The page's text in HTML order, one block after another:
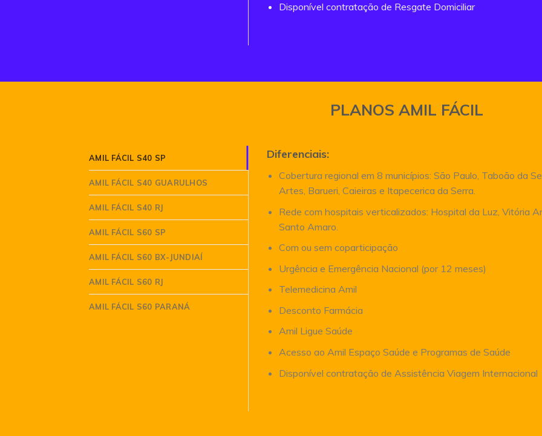
Disponível contratação de Resgate Domiciliar
PLANOS AMIL FÁCIL
AMIL FÁCIL S40 SP
AMIL FÁCIL S40 GUARULHOS
AMIL FÁCIL S40 RJ
AMIL FÁCIL S60 SP
AMIL FÁCIL S60 BX-JUNDIAÍ
AMIL FÁCIL S60 RJ
AMIL FÁCIL S60 PARANÁ
Diferenciais:
Cobertura regional em 8 municípios: São Paulo, Taboão da
Artes, Barueri, Caieiras e Itapecerica da Serra.
Rede com hospitais verticalizados: Hospital da Luz, Vitória
Santo Amaro.
Com ou sem coparticipação
Urgência e Emergência Nacional (por 12 meses)
Telemedicina Amil
Desconto Farmácia
Amil Ligue Saúde
Acesso ao Amil Espaço Saúde e Programas de Saúde
Disponível contratação de Assistência Viagem Internacional